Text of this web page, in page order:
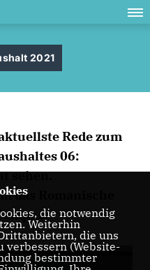
2021
Rede zum
06:
sehen.
das Romanische
die notwendig
Weiterhin
die uns
verbessern (Website-
bestimmter